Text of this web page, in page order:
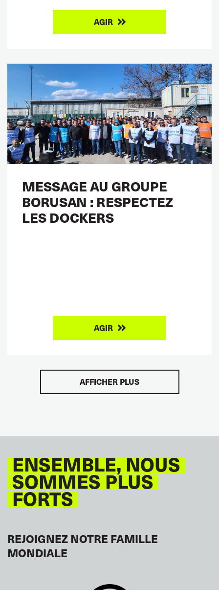
AGIR
MESSAGE AU GROUPE
BORUSAN : RESPECTEZ
LES DOCKERS
AGIR
AFFICHER PLUS
ENSEMBLE, NOUS
SOMMES PLUS
FORTS
REJOIGNEZ NOTRE FAMILLE
MONDIALE